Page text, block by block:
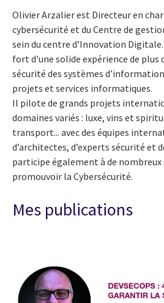
Olivier Arzalier est Directeur en
cybersécurité et du Centre de
sein du centre d’Innovation
fort d'une solide expérience de plus
sécurité des systèmes
projets et services informatiques.
Il pilote de grands projets
domaines variés : luxe, vins et
transport... avec des équipes
d’architectes, d’experts sécurité et
participe également à de nombreux
promouvoir la Cybersécurité.
Mes publications